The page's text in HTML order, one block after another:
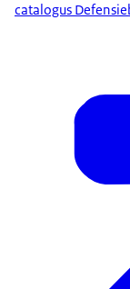
catalogus